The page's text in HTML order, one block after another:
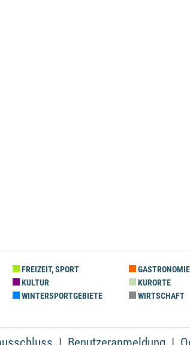
FREIZEIT, SPORT GASTRONOMIE
KULTUR KURORTE
WINTERSPORTGEBIETE WIRTSCHAFT